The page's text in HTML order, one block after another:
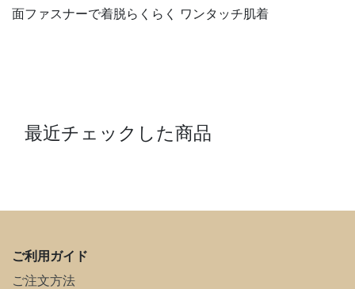
面ファスナーで着脱らくらく ワンタッチ肌着
最近チェックした商品
ご利用ガイド
ご注文方法